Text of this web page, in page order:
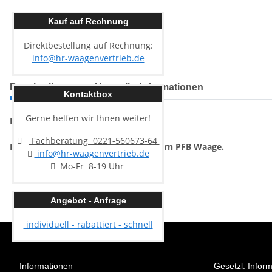
Kontaktbox
Gerne helfen wir Ihnen weiter!
Fachberatung 0221-560673-64
info@hr-waagenvertrieb.de
Mo-Fr 8-19 Uhr
Kauf auf Rechnung
Direktbestellung auf Rechnung:
info@hr-waagenvertrieb.de
Angebot - Anfrage
individuell - rabattiert - schnell
Beschreibung Herstellerinformationen
Kern PFB-A01
Haken für Unterflurwägungen für Kern PFB Waage.
Informationen Gesetzl.